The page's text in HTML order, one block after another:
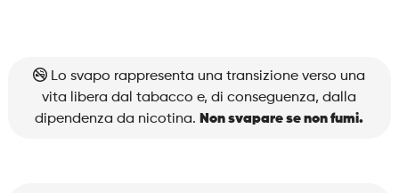
Lo svapo rappresenta una transizione verso una
vita libera dal tabacco e, di conseguenza, dalla
dipendenza da nicotina. Non svapare se non fumi.